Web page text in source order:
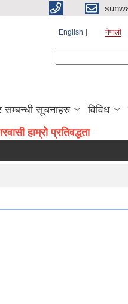
English नेपाली
सम्बन्धी सूचनाहरु विविध
हाम्रो प्रतिवद्धता